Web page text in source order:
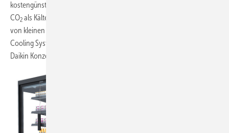
kostengünstiger Rohstoff, der in großen Mengen verfügbar ist.
CO2 als Kältemittel wird bereits in vielen Anwendungen eingesetzt,
von kleinen Kühlschränken bis hin zu großen Industrieanlagen. AHT
Cooling Systems bietet mit der Unterstützung von weiteren Firmen im
Daikin Konzern CO